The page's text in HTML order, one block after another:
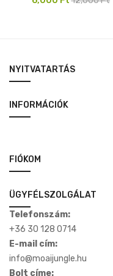
NYITVATARTÁS
INFORMÁCIÓK
FIÓKOM
ÜGYFÉLSZOLGÁLAT
Telefonszám:
+36 30 128 0714
E-mail cím:
info@moaijungle.hu
Bolt címe: